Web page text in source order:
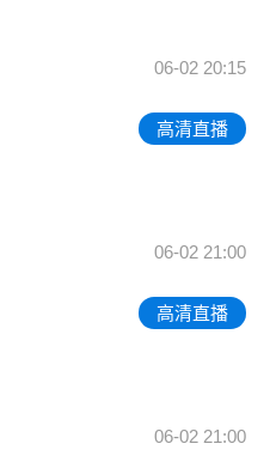
06-02 20:15
高清直播
06-02 21:00
高清直播
06-02 21:00